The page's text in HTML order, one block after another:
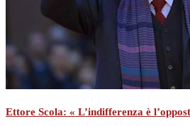
Ettore Scola: « L’indifferenza è